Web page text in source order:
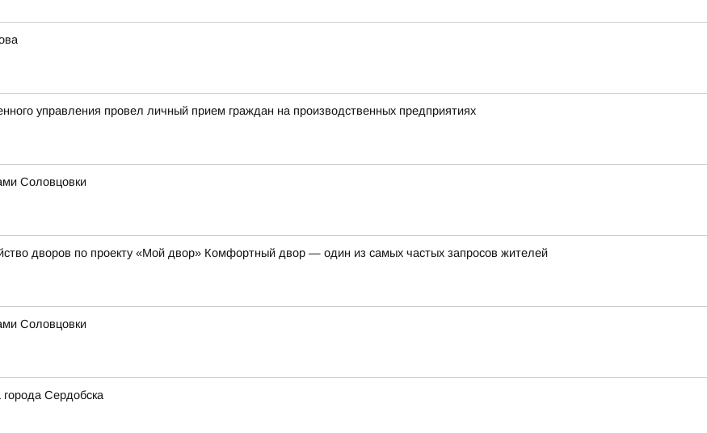
управления провел личный прием граждан на производственных предприятиях
Соловцовки
дворов по проекту «Мой двор» Комфортный двор — один из самых частых запросов жителей
Соловцовки
Сердобска